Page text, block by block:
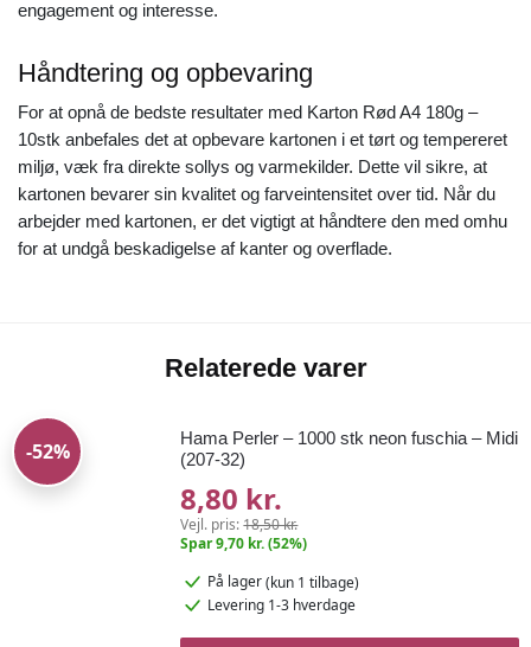
engagement og interesse.
Håndtering og opbevaring
For at opnå de bedste resultater med Karton Rød A4 180g –
10stk anbefales det at opbevare kartonen i et tørt og tempereret
miljø, væk fra direkte sollys og varmekilder. Dette vil sikre, at
kartonen bevarer sin kvalitet og farveintensitet over tid. Når du
arbejder med kartonen, er det vigtigt at håndtere den med omhu
for at undgå beskadigelse af kanter og overflade.
Relaterede varer
-52%
Hama Perler – 1000 stk neon fuschia – Midi
(207-32)
8,80 kr.
Vejl. pris:18,50 kr.
Spar 9,70 kr. (52%)
På lager(kun 1 tilbage)
Levering 1-3 hverdage